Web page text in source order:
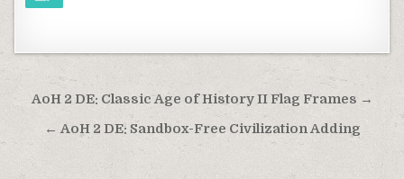
Навигация по записям
AoH 2 DE: Classic Age of History II Flag Frames →
← AoH 2 DE: Sandbox-Free Civilization Adding